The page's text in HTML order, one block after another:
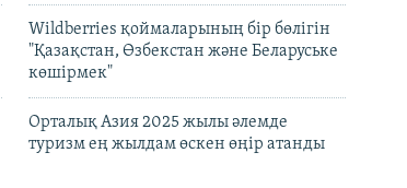
Wildberries қоймаларының бір бөлігін
"Қазақстан, Өзбекстан және Беларуське
көшірмек"
Орталық Азия 2025 жылы әлемде
туризм ең жылдам өскен өңір атанды